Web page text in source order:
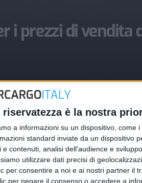
è la nostra
a informazioni su un dispositivo, come
standard inviate da un dispositivo
contenuti, analisi dell'audience e
utilizzare dati precisi di
per consentire a noi e ai nostri partner il
per negare il consenso o accedere a
i prezzi di vendita